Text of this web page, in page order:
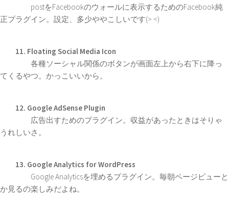
postをFacebookのウォールに表示するためのFacebook純
正プラグイン。設定、多少ややこしいです(> <)
11. Floating Social Media Icon
各種ソーシャル関係のボタンが画面左上から右下に降っ
てくるやつ。かっこいいから。
12. Google AdSense Plugin
広告出すためのプラグイン。収益があったときはそりゃ
うれしいさ。
13. Google Analytics for WordPress
Google Analyticsを埋めるプラグイン。毎朝ページビューと
か見るの楽しみだよね。